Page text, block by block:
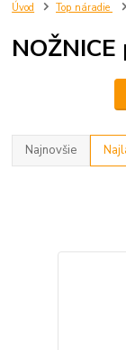
Úvod Top náradie
Najnovšie